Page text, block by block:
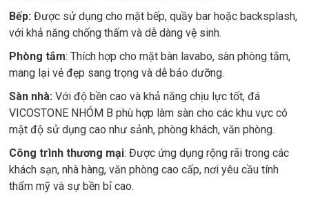
Bếp: Được sử dụng cho mặt bếp, quầy bar hoặc backsplash,
với khả năng chống thấm và dễ dàng vệ sinh.
Phòng tắm: Thích hợp cho mặt bàn lavabo, sàn phòng tắm,
mang lại vẻ đẹp sang trọng và dễ bảo dưỡng.
Sàn nhà: Với độ bền cao và khả năng chịu lực tốt, đá
VICOSTONE NHÓM B phù hợp làm sàn cho các khu vực có
mật độ sử dụng cao như sảnh, phòng khách, văn phòng.
Công trình thương mại: Được ứng dụng rộng rãi trong các
khách sạn, nhà hàng, văn phòng cao cấp, nơi yêu cầu tính
thẩm mỹ và sự bền bỉ cao.